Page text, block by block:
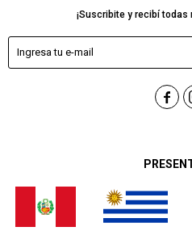
¡Suscribite y recibí
